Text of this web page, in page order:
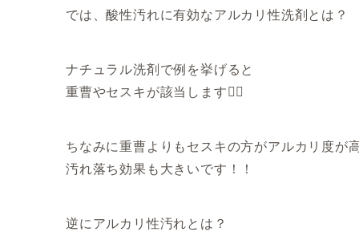
では、酸性汚れに有効なアルカリ性洗剤とは？
ナチュラル洗剤で例を挙げると
重曹やセスキが該当します💁‍♂️
ちなみに重曹よりもセスキの方がアルカリ度が
汚れ落ち効果も大きいです！！
逆にアルカリ性汚れとは？